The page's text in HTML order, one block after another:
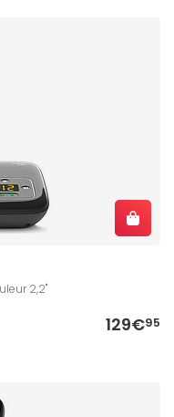
2,2"
129€95